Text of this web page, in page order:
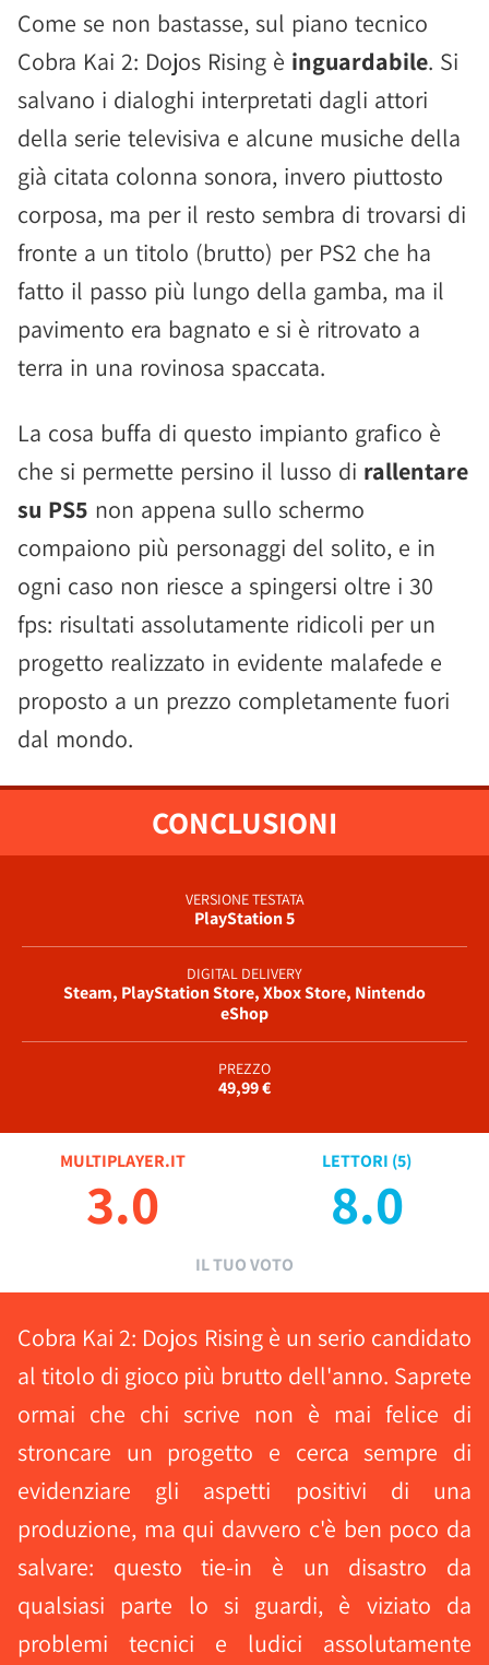
Come se non bastasse, sul piano tecnico
Cobra Kai 2: Dojos Rising è inguardabile. Si
salvano i dialoghi interpretati dagli attori
della serie televisiva e alcune musiche della
già citata colonna sonora, invero piuttosto
corposa, ma per il resto sembra di trovarsi di
fronte a un titolo (brutto) per PS2 che ha
fatto il passo più lungo della gamba, ma il
pavimento era bagnato e si è ritrovato a
terra in una rovinosa spaccata.
La cosa buffa di questo impianto grafico è
che si permette persino il lusso di rallentare
su PS5 non appena sullo schermo
compaiono più personaggi del solito, e in
ogni caso non riesce a spingersi oltre i 30
fps: risultati assolutamente ridicoli per un
progetto realizzato in evidente malafede e
proposto a un prezzo completamente fuori
dal mondo.
CONCLUSIONI
VERSIONE TESTATA
PlayStation 5
DIGITAL DELIVERY
Steam, PlayStation Store, Xbox Store, Nintendo
eShop
PREZZO
49,99 €
MULTIPLAYER.IT
3.0
LETTORI (5)
8.0
IL TUO VOTO
Cobra Kai 2: Dojos Rising è un serio candidato
al titolo di gioco più brutto dell'anno. Saprete
ormai che chi scrive non è mai felice di
stroncare un progetto e cerca sempre di
evidenziare gli aspetti positivi di una
produzione, ma qui davvero c'è ben poco da
salvare: questo tie-in è un disastro da
qualsiasi parte lo si guardi, è viziato da
problemi tecnici e ludici assolutamente